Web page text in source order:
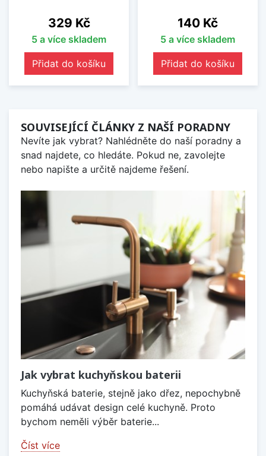
Cena
329 Kč
5 a více skladem
Přidat do košíku
Cena
140 Kč
5 a více skladem
Přidat do košíku
SOUVISEJÍCÍ ČLÁNKY Z NAŠÍ PORADNY
Nevíte jak vybrat? Nahlédněte do naší poradny a
snad najdete, co hledáte. Pokud ne, zavolejte
nebo napište a určitě najdeme řešení.
Jak vybrat kuchyňskou baterii
Kuchyňská baterie, stejně jako dřez, nepochybně
pomáhá udávat design celé kuchyně. Proto
bychom neměli výběr baterie...
Číst více